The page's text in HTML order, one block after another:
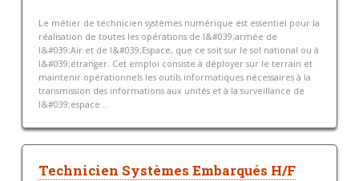
Le métier de technicien systèmes numérique est essentiel pour la
réalisation de toutes les opérations de l&#039;armée de
l&#039;Air et de l&#039;Espace, que ce soit sur le sol national ou à
l&#039;étranger. Cet emploi consiste à déployer sur le terrain et
maintenir opérationnels les outils informatiques nécessaires à la
transmission des informations aux unités et à la surveillance de
l&#039;espace...
Technicien Systèmes Embarqués H/F